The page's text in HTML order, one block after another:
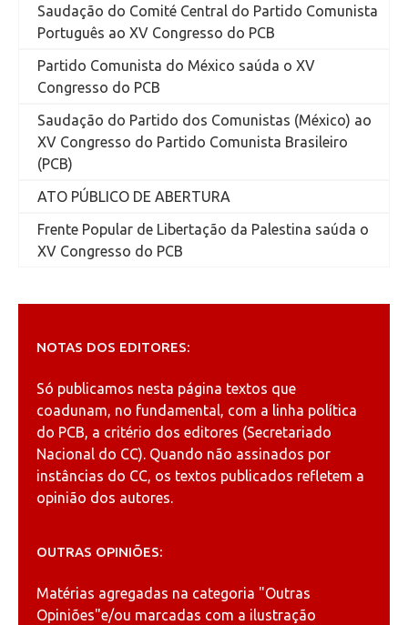
Saudação do Comité Central do Partido Comunista
Português ao XV Congresso do PCB
Partido Comunista do México saúda o XV
Congresso do PCB
Saudação do Partido dos Comunistas (México) ao
XV Congresso do Partido Comunista Brasileiro
(PCB)
ATO PÚBLICO DE ABERTURA
Frente Popular de Libertação da Palestina saúda o
XV Congresso do PCB
NOTAS DOS EDITORES:
Só publicamos nesta página textos que
coadunam, no fundamental, com a linha política
do PCB, a critério dos editores (Secretariado
Nacional do CC). Quando não assinados por
instâncias do CC, os textos publicados refletem a
opinião dos autores.
OUTRAS OPINIÕES:
Matérias agregadas na categoria "Outras
Opiniões"e/ou marcadas com a ilustração